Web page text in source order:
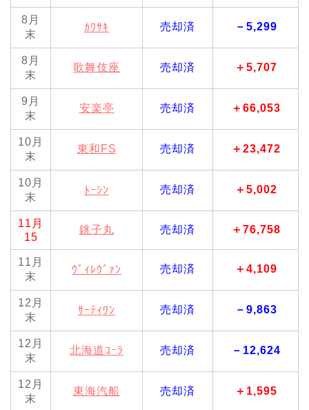
8月
末
ｶﾜｻｷ 売却済 －5,299
8月
末
歌舞伎座 売却済 ＋5,707
9月
末
安楽亭 売却済 ＋66,053
10月
末
東和FS 売却済 ＋23,472
10月
末
ﾄｰｼﾝ 売却済 ＋5,002
11月
15
銚子丸 売却済 ＋76,758
11月
末
ｳﾞｨﾚｳﾞｧﾝ 売却済 ＋4,109
12月
末
ｻｰﾃｨﾜﾝ 売却済 －9,863
12月
末
北海道ｺｰﾗ 売却済 －12,624
12月
末
東海汽船 売却済 ＋1,595